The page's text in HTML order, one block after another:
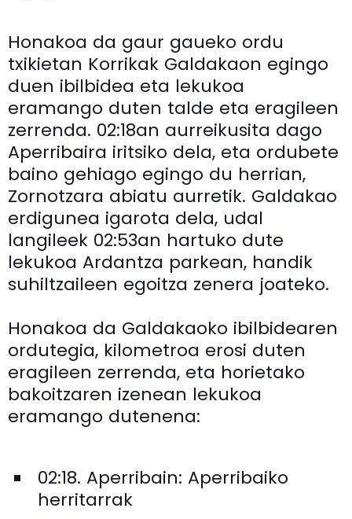
Honakoa da gaur gaueko ordu
txikietan Korrikak Galdakaon egingo
duen ibilbidea eta lekukoa
eramango duten talde eta eragileen
zerrenda. 02:18an aurreikusita dago
Aperribaira iritsiko dela, eta ordubete
baino gehiago egingo du herrian,
Zornotzara abiatu aurretik. Galdakao
erdigunea igarota dela, udal
langileek 02:53an hartuko dute
lekukoa Ardantza parkean, handik
suhiltzaileen egoitza zenera joateko.
Honakoa da Galdakaoko ibilbidearen
ordutegia, kilometroa erosi duten
eragileen zerrenda, eta horietako
bakoitzaren izenean lekukoa
eramango dutenena:
02:18. Aperribain: Aperribaiko
herritarrak